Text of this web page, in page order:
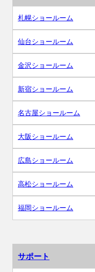
札幌ショールーム
仙台ショールーム
金沢ショールーム
新宿ショールーム
名古屋ショールーム
大阪ショールーム
広島ショールーム
高松ショールーム
福岡ショールーム
サポート